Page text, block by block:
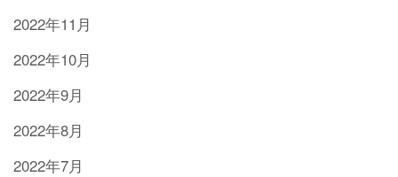
2022年11月
2022年10月
2022年9月
2022年8月
2022年7月